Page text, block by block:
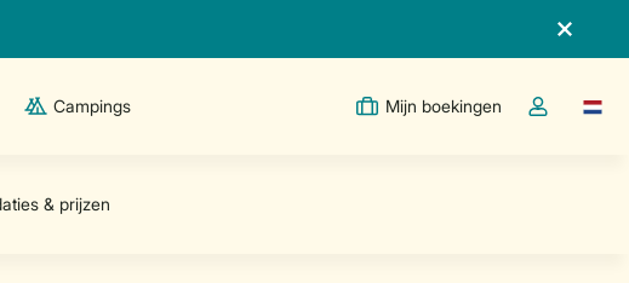
Campings Mijn boekingen
Open deTaal